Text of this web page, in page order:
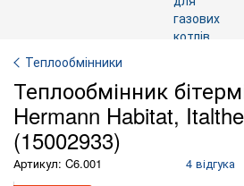
Теплообмінники
Теплообмінник
Hermann Habitat,
(15002933)
Артикул: C6.001 4 відгука